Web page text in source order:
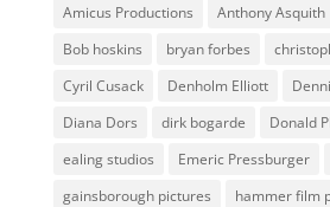
Amicus Productions
Anthony Asquith
Bob hoskins
bryan forbes
Cyril Cusack
Denholm Elliott
Diana Dors
dirk bogarde
Donald
ealing studios
Emeric Pressburger
gainsborough pictures
hammer film